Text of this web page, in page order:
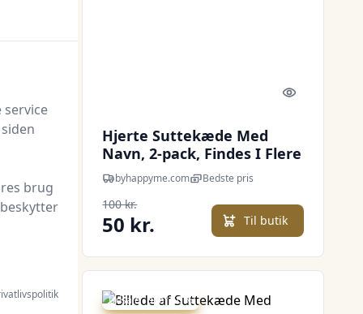
butik
Quick look
Hjerte Suttekæde Med
Navn, 2-pack, Findes I Flere
Farver
byhappyme.com Bedste pris
100 kr.
50 kr. Til butik
Udsalg - spar 50 %
brug